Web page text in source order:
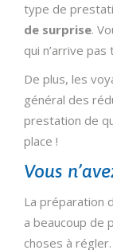
type de
de surprise.
qui n’arrive
De plus, les
général des
prestation de
place !
Vous
La préparation
a beaucoup de
choses à